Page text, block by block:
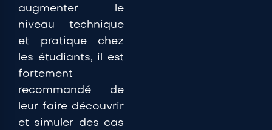
augmenter le
niveau technique
et pratique chez
les étudiants, il est
fortement
recommandé de
leur faire découvrir
et simuler des cas